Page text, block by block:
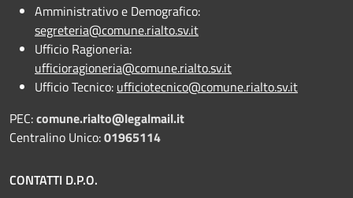
Amministrativo e Demografico:
segreteria@comune.rialto.sv.it
Ufficio Ragioneria:
ufficioragioneria@comune.rialto.sv.it
Ufficio Tecnico: ufficiotecnico@comune.rialto.sv.it
PEC:comune.rialto@legalmail.it
Centralino Unico:01965114
CONTATTI D.P.O.